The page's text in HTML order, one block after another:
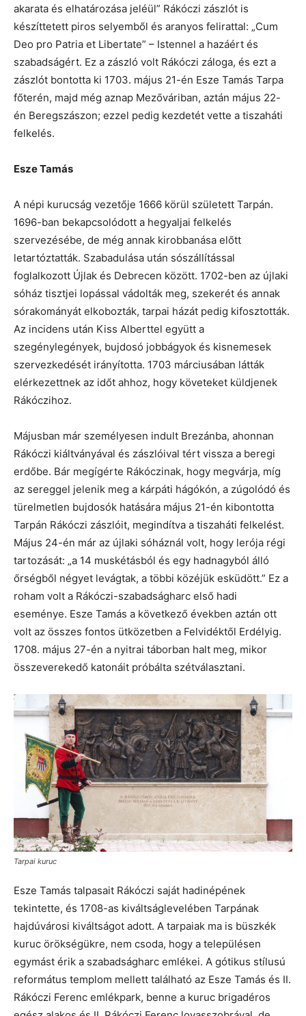
akarata és elhatározása jeléül” Rákóczi zászlót is
készíttetett piros selyemből és aranyos felirattal: „Cum
Deo pro Patria et Libertate” – Istennel a hazáért és
szabadságért. Ez a zászló volt Rákóczi záloga, és ezt a
zászlót bontotta ki 1703. május 21-én Esze Tamás Tarpa
főterén, majd még aznap Mezőváriban, aztán május 22-
én Beregszászon; ezzel pedig kezdetét vette a tiszaháti
felkelés.
Esze Tamás
A népi kurucság vezetője 1666 körül született Tarpán.
1696-ban bekapcsolódott a hegyaljai felkelés
szervezésébe, de még annak kirobbanása előtt
letartóztatták. Szabadulása után sószállítással
foglalkozott Újlak és Debrecen között. 1702-ben az újlaki
sóház tisztjei lopással vádolták meg, szekerét és annak
sórakományát elkobozták, tarpai házát pedig kifosztották.
Az incidens után Kiss Alberttel együtt a
szegénylegények, bujdosó jobbágyok és kisnemesek
szervezkedését irányította. 1703 márciusában látták
elérkezettnek az időt ahhoz, hogy követeket küldjenek
Rákóczihoz.
Májusban már személyesen indult Brezánba, ahonnan
Rákóczi kiáltványával és zászlóival tért vissza a beregi
erdőbe. Bár megígérte Rákóczinak, hogy megvárja, míg
az sereggel jelenik meg a kárpáti hágókón, a zúgolódó és
türelmetlen bujdosók hatására május 21-én kibontotta
Tarpán Rákóczi zászlóit, megindítva a tiszaháti felkelést.
Május 24-én már az újlaki sóháznál volt, hogy lerója régi
tartozását: „a 14 muskétásból és egy hadnagyból álló
őrségből négyet levágtak, a többi közéjük esküdött.” Ez a
roham volt a Rákóczi-szabadságharc első hadi
eseménye. Esze Tamás a következő években aztán ott
volt az összes fontos ütközetben a Felvidéktől Erdélyig.
1708. május 27-én a nyitrai táborban halt meg, mikor
összeverekedő katonáit próbálta szétválasztani.
Tarpai kuruc
Esze Tamás talpasait Rákóczi saját hadinépének
tekintette, és 1708-as kiváltságlevelében Tarpának
hajdúvárosi kiváltságot adott. A tarpaiak ma is büszkék
kuruc örökségükre, nem csoda, hogy a településen
egymást érik a szabadságharc emlékei. A gótikus stílusú
református templom mellett található az Esze Tamás és II.
Rákóczi Ferenc emlékpark, benne a kuruc brigadéros